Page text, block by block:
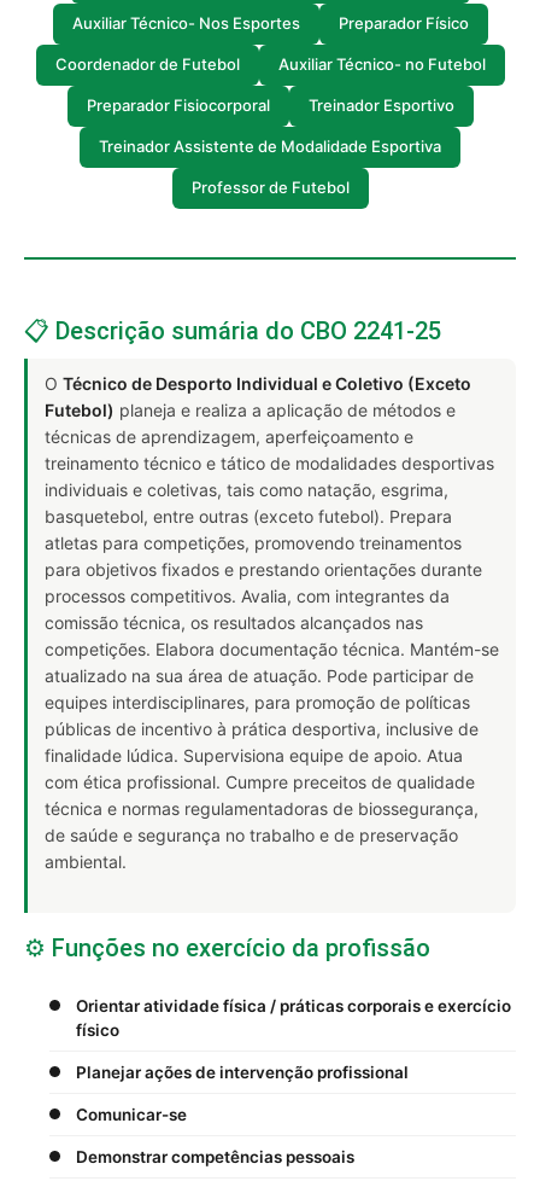
Auxiliar Técnico- Nos Esportes Preparador Físico
Coordenador de Futebol Auxiliar Técnico- no Futebol
Preparador Fisiocorporal Treinador Esportivo
Treinador Assistente de Modalidade Esportiva
Professor de Futebol
📋 Descrição sumária do CBO 2241-25
O Técnico de Desporto Individual e Coletivo (Exceto
Futebol) planeja e realiza a aplicação de métodos e
técnicas de aprendizagem, aperfeiçoamento e
treinamento técnico e tático de modalidades desportivas
individuais e coletivas, tais como natação, esgrima,
basquetebol, entre outras (exceto futebol). Prepara
atletas para competições, promovendo treinamentos
para objetivos fixados e prestando orientações durante
processos competitivos. Avalia, com integrantes da
comissão técnica, os resultados alcançados nas
competições. Elabora documentação técnica. Mantém-se
atualizado na sua área de atuação. Pode participar de
equipes interdisciplinares, para promoção de políticas
públicas de incentivo à prática desportiva, inclusive de
finalidade lúdica. Supervisiona equipe de apoio. Atua
com ética profissional. Cumpre preceitos de qualidade
técnica e normas regulamentadoras de biossegurança,
de saúde e segurança no trabalho e de preservação
ambiental.
⚙️ Funções no exercício da profissão
Orientar atividade física / práticas corporais e exercício
físico
Planejar ações de intervenção profissional
Comunicar-se
Demonstrar competências pessoais